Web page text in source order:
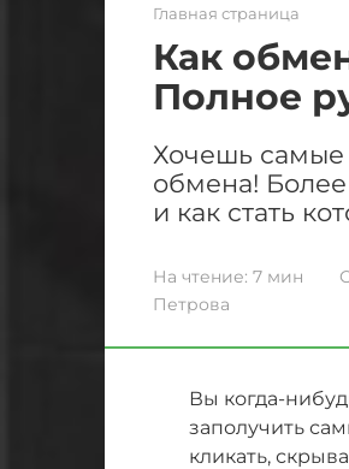
Главная страница
Как
Полное
Хочешь самые
обмена!
и как стать
На чтение: 7 мин
Петрова
Вы когда-
заполучить
кликать,